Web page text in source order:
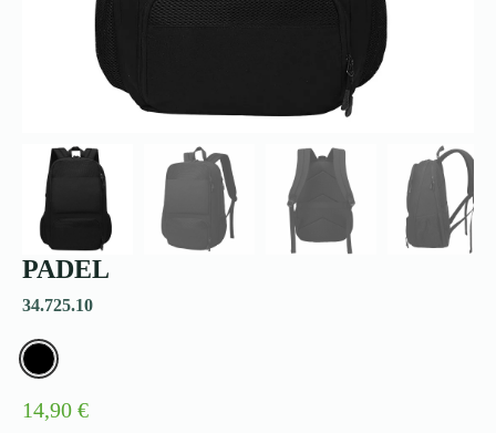
PADEL
34.725.10
14,90 €